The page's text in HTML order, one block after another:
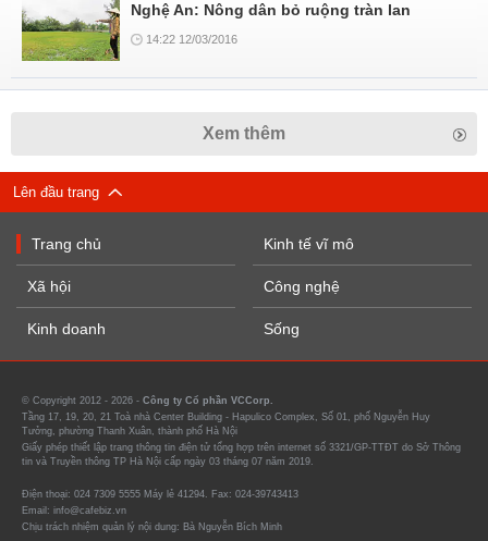
Nghệ An: Nông dân bỏ ruộng tràn lan
14:22 12/03/2016
Xem thêm
Lên đầu trang
Trang chủ
Xã hội
Kinh doanh
Kinh tế vĩ mô
Công nghệ
Sống
© Copyright 2012 - 2026 - Công ty Cổ phần VCCorp.
Tầng 17, 19, 20, 21 Toà nhà Center Building - Hapulico Complex, Số 01, phố Nguyễn Huy
Tưởng, phường Thanh Xuân, thành phố Hà Nội
Giấy phép thiết lập trang thông tin điện tử tổng hợp trên internet số 3321/GP-TTĐT do Sở Thông
tin và Truyền thông TP Hà Nội cấp ngày 03 tháng 07 năm 2019.
Điện thoại: 024 7309 5555 Máy lẻ 41294. Fax: 024-39743413
Email: info@cafebiz.vn
Chịu trách nhiệm quản lý nội dung: Bà Nguyễn Bích Minh